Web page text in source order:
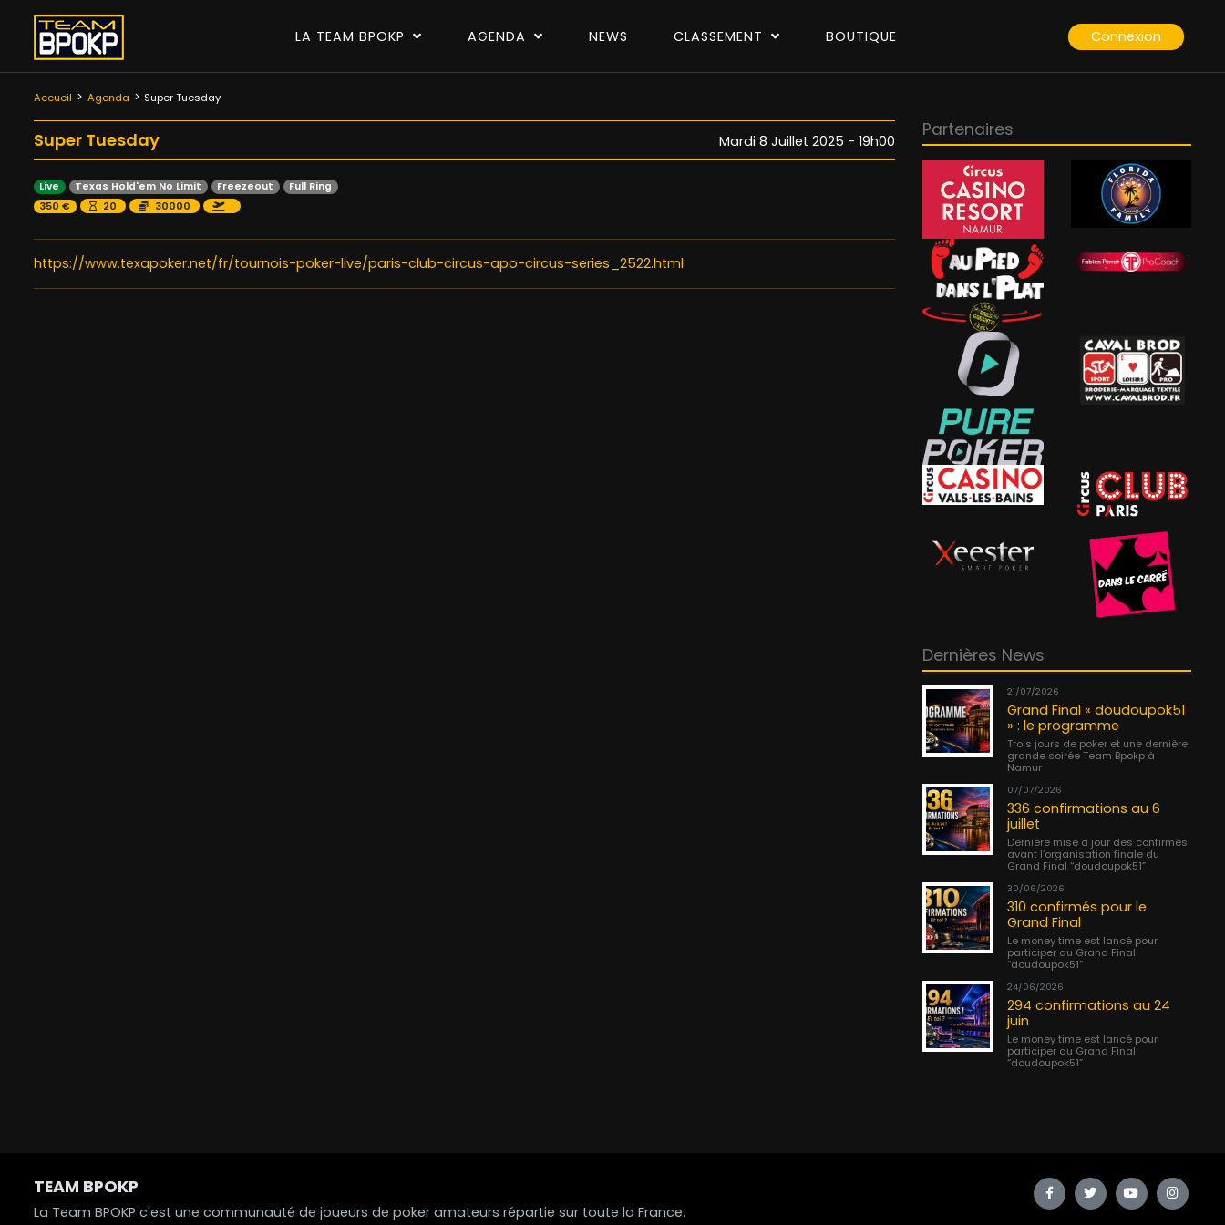
LA TEAM BPOKP AGENDA NEWS CLASSEMENT BOUTIQUE Connexion
Accueil Agenda Super Tuesday
Super Tuesday Mardi 8 Juillet 2025 - 19h00
Live Texas Hold'em No Limit Freezeout
Full Ring
350 €
20 30000
https://www.texapoker.net/fr/tournois-poker-live/paris-club-circus-apo-circus-series_2522.html
Partenaires
Dernières News
21/07/2026
Grand Final « doudoupok51
» : le programme
Trois jours de poker et une dernière
grande soirée Team Bpokp à
Namur
07/07/2026
336 confirmations au 6
juillet
Dernière mise à jour des confirmés
avant l’organisation finale du
Grand Final “doudoupok51”
30/06/2026
310 confirmés pour le
Grand Final
Le money time est lancé pour
participer au Grand Final
“doudoupok51”
24/06/2026
294 confirmations au 24
juin
Le money time est lancé pour
participer au Grand Final
“doudoupok51”
TEAM BPOKP
La Team BPOKP c'est une communauté de joueurs de poker amateurs répartie sur toute la France.